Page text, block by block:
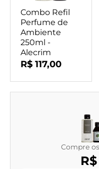
Combo Refil
Perfume de
Ambiente
250ml -
Alecrim
R$ 117,00
Compre